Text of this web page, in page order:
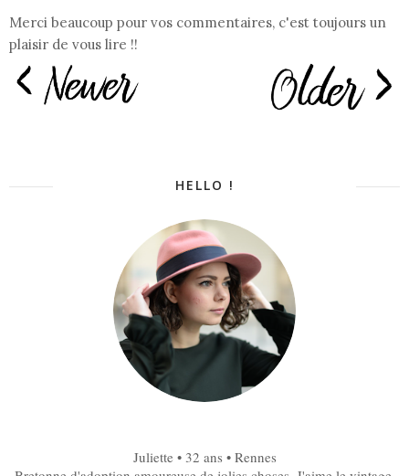
Merci beaucoup pour vos commentaires, c'est toujours un
plaisir de vous lire !!
HELLO !
Juliette • 32 ans • Rennes